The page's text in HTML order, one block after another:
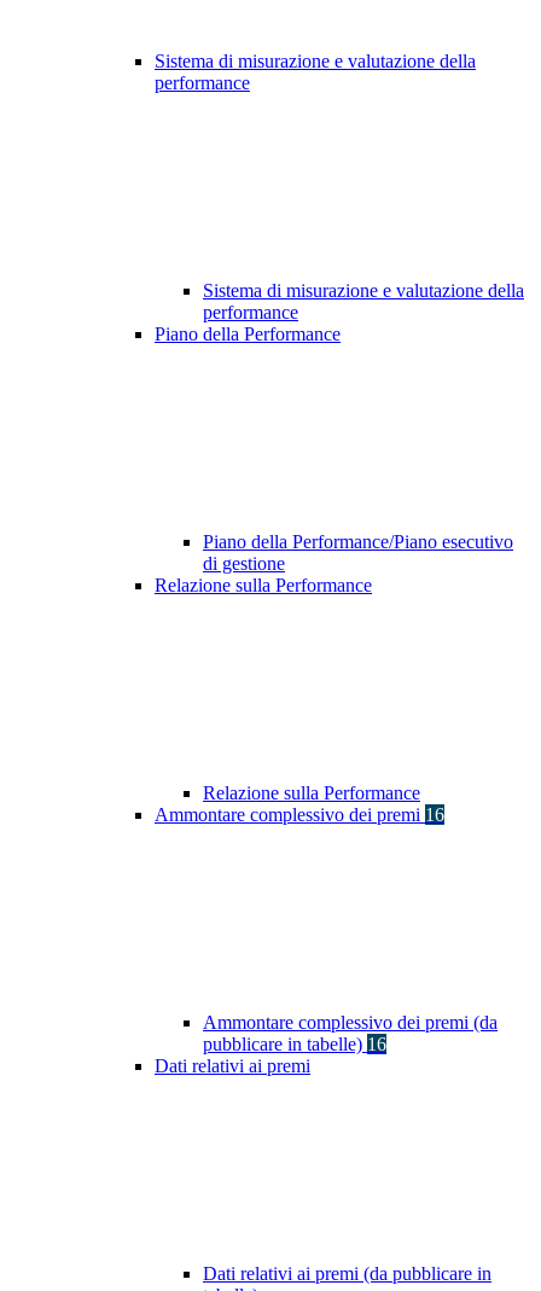
Sistema di misurazione e valutazione della
performance
Sistema di misurazione e valutazione della
performance
Piano della Performance
Piano della Performance/Piano esecutivo
di gestione
Relazione sulla Performance
Relazione sulla Performance
Ammontare complessivo dei premi 16
Ammontare complessivo dei premi (da
pubblicare in tabelle) 16
Dati relativi ai premi
Dati relativi ai premi (da pubblicare in